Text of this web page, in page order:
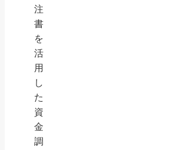
注
書
を
活
用
し
た
資
金
調